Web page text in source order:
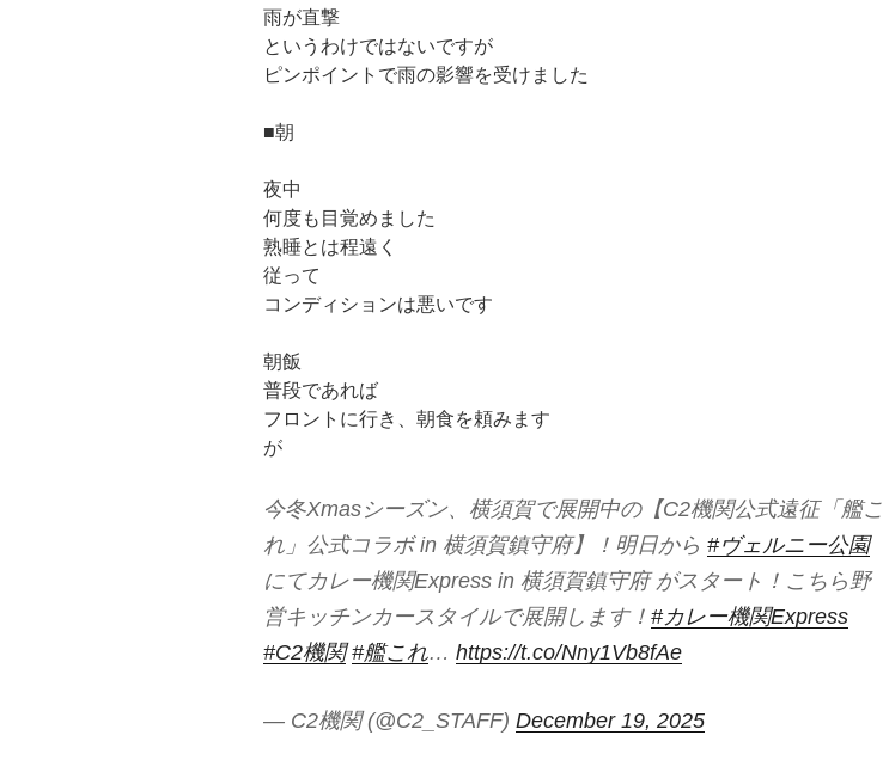
雨が直撃
というわけではないですが
ピンポイントで雨の影響を受けました
■朝
夜中
何度も目覚めました
熟睡とは程遠く
従って
コンディションは悪いです
朝飯
普段であれば
フロントに行き、朝食を頼みます
が
今冬Xmasシーズン、横須賀で展開中の【C2機関公式遠征「艦こ
れ」公式コラボ in 横須賀鎮守府】！明日から #ヴェルニー公園
にてカレー機関Express in 横須賀鎮守府 がスタート！こちら野
営キッチンカースタイルで展開します！ #カレー機関Express
#C2機関 #艦これ… https://t.co/Nny1Vb8fAe
— C2機関 (@C2_STAFF) December 19, 2025